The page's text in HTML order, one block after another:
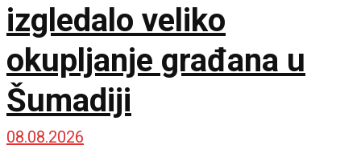
izgledalo veliko
okupljanje građana u
Šumadiji
08.08.2026